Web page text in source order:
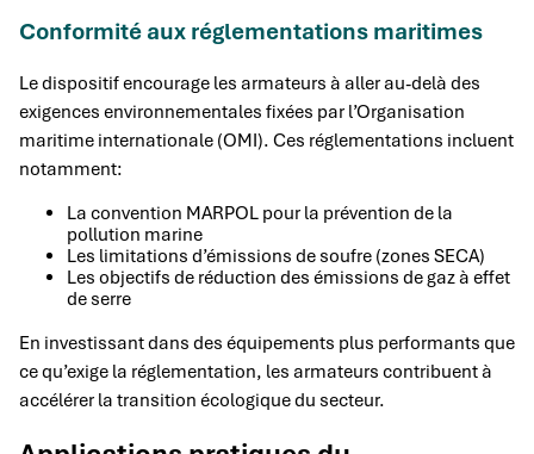
Conformité aux réglementations maritimes
Le dispositif encourage les armateurs à aller au-delà des
exigences environnementales fixées par l’Organisation
maritime internationale (OMI). Ces réglementations incluent
notamment:
La convention MARPOL pour la prévention de la
pollution marine
Les limitations d’émissions de soufre (zones SECA)
Les objectifs de réduction des émissions de gaz à effet
de serre
En investissant dans des équipements plus performants que
ce qu’exige la réglementation, les armateurs contribuent à
accélérer la transition écologique du secteur.